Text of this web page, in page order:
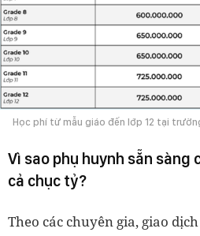
Học phí từ mẫu giáo đến lớp 12 tại
Vì sao phụ huynh sẵn sàng
cả chục tỷ?
Theo các chuyên gia, giao